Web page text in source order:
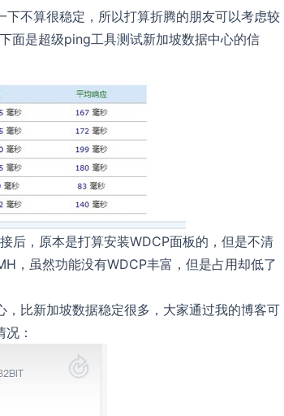
不算很稳定，所以打算折腾的朋友可以考虑较
面是超级ping工具测试新加坡数据中心的信
后，原本是打算安装WDCP面板的，但是不清
，虽然功能没有WDCP丰富，但是占用却低了
比新加坡数据稳定很多，大家通过我的博客可
：